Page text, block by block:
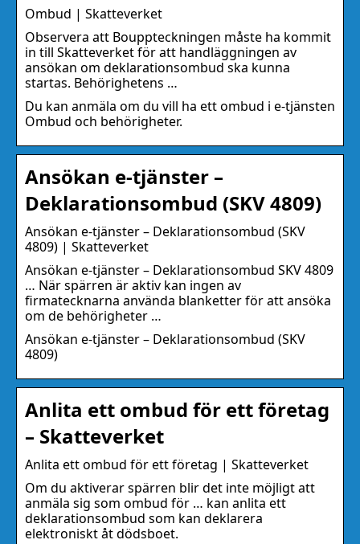
Ombud | Skatteverket
Observera att Bouppteckningen måste ha kommit
in till Skatteverket för att handläggningen av
ansökan om deklarationsombud ska kunna
startas. Behörighetens …
Du kan anmäla om du vill ha ett ombud i e-tjänsten
Ombud och behörigheter.
Ansökan e-tjänster –
Deklarationsombud (SKV 4809)
Ansökan e-tjänster – Deklarationsombud (SKV
4809) | Skatteverket
Ansökan e-tjänster – Deklarationsombud SKV 4809
… När spärren är aktiv kan ingen av
firmatecknarna använda blanketter för att ansöka
om de behörigheter …
Ansökan e-tjänster – Deklarationsombud (SKV
4809)
Anlita ett ombud för ett företag
– Skatteverket
Anlita ett ombud för ett företag | Skatteverket
Om du aktiverar spärren blir det inte möjligt att
anmäla sig som ombud för … kan anlita ett
deklarationsombud som kan deklarera
elektroniskt åt dödsboet.